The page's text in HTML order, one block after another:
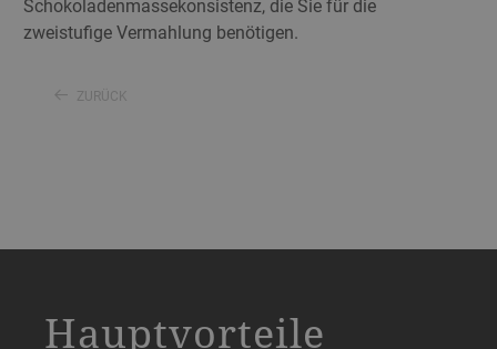
Schokoladenmassekonsistenz, die Sie für die
zweistufige Vermahlung benötigen.
ZURÜCK
Hauptvorteile